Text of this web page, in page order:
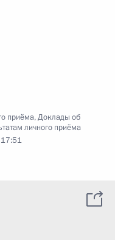
приёма,Доклады об
личного приёма
17:51